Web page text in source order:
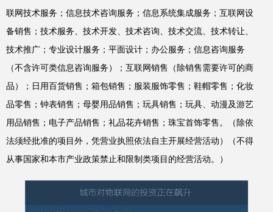
联网技术服务；信息技术咨询服务；信息系统集成服务；互联网设
备销售；技术服务、技术开发、技术咨询、技术交流、技术转让、
技术推广；专业设计服务；平面设计；办公服务；信息咨询服务
（不含许可类信息咨询服务）；互联网销售（除销售需要许可的商
品）；日用百货销售；箱包销售；服装服饰零售；鞋帽零售；化妆
品零售；钟表销售；母婴用品销售；玩具销售；玩具、动漫及游艺
用品销售；电子产品销售；礼品花卉销售；珠宝首饰零售。（除依
法须经批准的项目外，凭营业执照依法自主开展经营活动）（不得
从事国家和本市产业政策禁止和限制类项目的经营活动。）